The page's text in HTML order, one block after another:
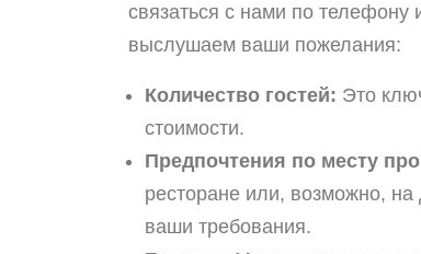
связаться с нами по
выслушаем ваши пожелания:
Количество гостей: Это
стоимости.
Предпочтения по месту
ресторане или, возможно,
ваши требования.